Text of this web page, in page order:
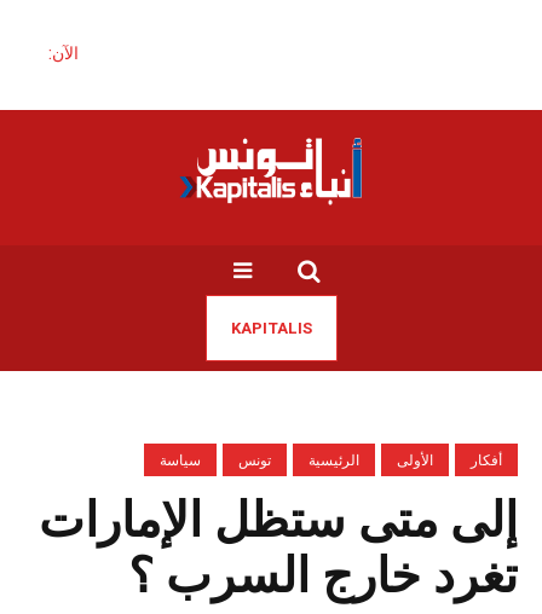
الآن:
KAPITALIS
أفكار الأولى الرئيسية تونس سياسة
إلى متى ستظل الإمارات
تغرد خارج السرب ؟